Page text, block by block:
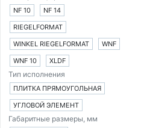
NF 10
NF 14
RIEGELFORMAT
WINKEL RIEGELFORMAT
WNF
WNF 10
XLDF
Тип исполнения
ПЛИТКА ПРЯМОУГОЛЬНАЯ
УГЛОВОЙ ЭЛЕМЕНТ
Габаритные размеры, мм